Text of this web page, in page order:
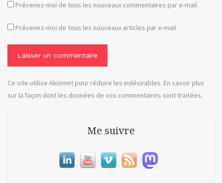
Prévenez-moi de tous les nouveaux commentaires par e-mail.
Prévenez-moi de tous les nouveaux articles par e-mail.
Ce site utilise Akismet pour réduire les indésirables. En savoir plus
sur la façon dont les données de vos commentaires sont traitées.
Me suivre